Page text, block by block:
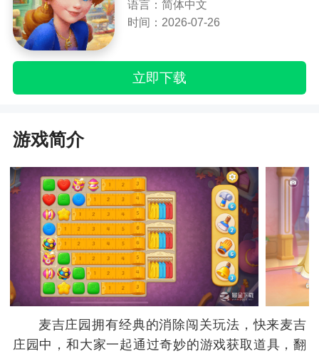
语言：简体中文
时间：2026-07-26
立即下载
游戏简介
麦吉庄园拥有经典的消除闯关玩法，快来麦吉
庄园中，和大家一起通过奇妙的游戏获取道具，翻